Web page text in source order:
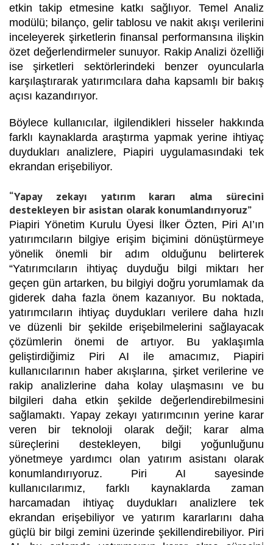
etkin takip etmesine katkı sağlıyor. Temel Analiz
modülü; bilanço, gelir tablosu ve nakit akışı verilerini
inceleyerek şirketlerin finansal performansına ilişkin
özet değerlendirmeler sunuyor. Rakip Analiziözelliği
ise şirketleri sektörlerindeki benzer oyuncularla
karşılaştırarak yatırımcılara daha kapsamlı bir bakış
açısı kazandırıyor.
Böylece kullanıcılar, ilgilendikleri hisseler hakkında
farklı kaynaklarda araştırma yapmak yerine ihtiyaç
duydukları analizlere, Piapiri uygulamasındaki tek
ekrandan erişebiliyor.
“Yapay zekayı yatırım kararı alma sürecini
destekleyen bir asistan olarak konumlandırıyoruz”
Piapiri Yönetim Kurulu Üyesi İlker Özten, Piri AI’ın
yatırımcıların bilgiye erişim biçimini dönüştürmeye
yönelik önemli bir adım olduğunu belirterek
“Yatırımcıların ihtiyaç duyduğu bilgi miktarı her
geçen gün artarken, bu bilgiyi doğru yorumlamak da
giderek daha fazla önem kazanıyor. Bu noktada,
yatırımcıların ihtiyaç duydukları verilere daha hızlı
ve düzenli bir şekilde erişebilmelerini sağlayacak
çözümlerin önemi de artıyor. Bu yaklaşımla
geliştirdiğimiz Piri AI ile amacımız, Piapiri
kullanıcılarının haber akışlarına, şirket verilerine ve
rakip analizlerine daha kolay ulaşmasını ve bu
bilgileri daha etkin şekilde değerlendirebilmesini
sağlamaktı. Yapay zekayı yatırımcının yerine karar
veren bir teknoloji olarak değil; karar alma
süreçlerini destekleyen, bilgi yoğunluğunu
yönetmeye yardımcı olan yatırım asistanı olarak
konumlandırıyoruz. Piri AI sayesinde
kullanıcılarımız, farklı kaynaklarda zaman
harcamadan ihtiyaç duydukları analizlere tek
ekrandan erişebiliyor ve yatırım kararlarını daha
güçlü bir bilgi zemini üzerinde şekillendirebiliyor. Piri